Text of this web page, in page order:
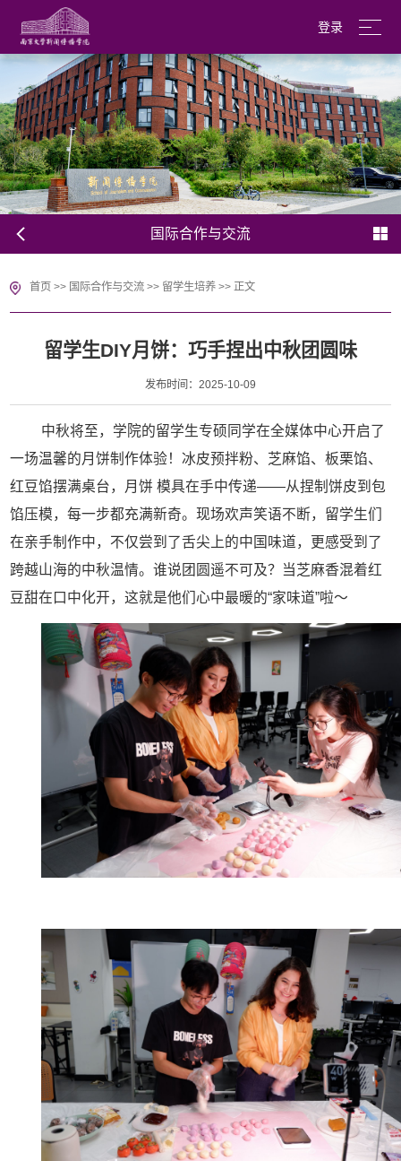
登录
English
国际合作与交流
首页 >> 国际合作与交流 >> 留学生培养 >> 正文
留学生DIY月饼：巧手捏出中秋团圆味
发布时间：2025-10-09
中秋将至，学院的留学生专硕同学在全媒体中心开启了
一场温馨的月饼制作体验！冰皮预拌粉、芝麻馅、板栗馅、
红豆馅摆满桌台，月饼 模具在手中传递——从捏制饼皮到包
馅压模，每一步都充满新奇。现场欢声笑语不断，留学生们
在亲手制作中，不仅尝到了舌尖上的中国味道，更感受到了
跨越山海的中秋温情。谁说团圆遥不可及？当芝麻香混着红
豆甜在口中化开，这就是他们心中最暖的“家味道”啦～